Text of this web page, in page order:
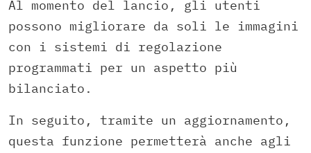
Al momento del lancio, gli utenti
possono migliorare da soli le immagini
con i sistemi di regolazione
programmati per un aspetto più
bilanciato.
In seguito, tramite un aggiornamento,
questa funzione permetterà anche agli